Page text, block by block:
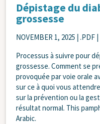
Dépistage du
grossesse
NOVEMBER 1, 2025 | .PDF
Processus à suivre pour
grossesse. Comment se
provoquée par voie orale
sur ce à quoi vous
sur la prévention ou la
résultat normal. This
Arabic.